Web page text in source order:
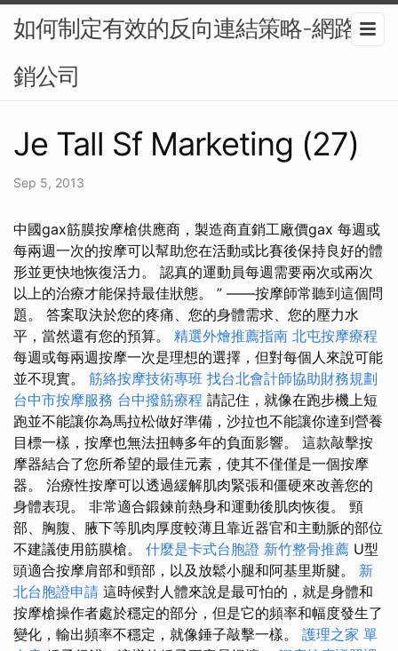
如何制定有效的反向連結策略-網路行
銷公司
Je Tall Sf Marketing (27)
Sep 5, 2013
中國gax筋膜按摩槍供應商，製造商直銷工廠價gax 每週或
每兩週一次的按摩可以幫助您在活動或比賽後保持良好的體
形並更快地恢復活力。 認真的運動員每週需要兩次或兩次
以上的治療才能保持最佳狀態。 ” ——按摩師常聽到這個問
題。 答案取決於您的疼痛、您的身體需求、您的壓力水
平，當然還有您的預算。 精選外燴推薦指南 北屯按摩療程
每週或每兩週按摩一次是理想的選擇，但對每個人來說可能
並不現實。 筋絡按摩技術專班 找台北會計師協助財務規劃
台中市按摩服務 台中撥筋療程 請記住，就像在跑步機上短
跑並不能讓你為馬拉松做好準備，沙拉也不能讓你達到營養
目標一樣，按摩也無法扭轉多年的負面影響。 這款敲擊按
摩器結合了您所希望的最佳元素，使其不僅僅是一個按摩
器。 治療性按摩可以透過緩解肌肉緊張和僵硬來改善您的
身體表現。 非常適合鍛鍊前熱身和運動後肌肉恢復。 頸
部、胸腹、腋下等肌肉厚度較薄且靠近器官和主動脈的部位
不建議使用筋膜槍。 什麼是卡式台胞證 新竹整骨推薦 U型
頭適合按摩肩部和頸部，以及放鬆小腿和阿基里斯腱。 新
北台胞證申請 這時候對人體來說是最可怕的，就是身體和
按摩槍操作者處於穩定的部分，但是它的頻率和幅度發生了
變化，輸出頻率不穩定，就像錘子敲擊一樣。 護理之家 單